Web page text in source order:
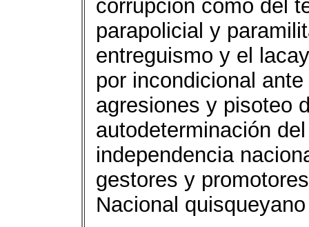
corrupción como del
parapolicial y
entreguismo y el
por incondicional
agresiones y pisoteo
autodeterminación
independencia
gestores y
Nacional